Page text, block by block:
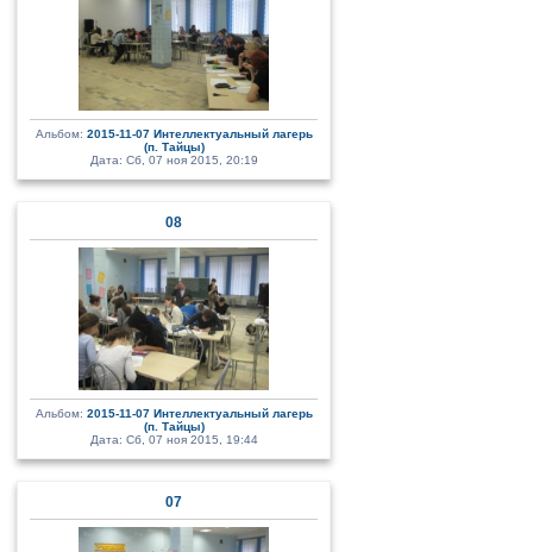
Альбом: 2015-11-07 Интеллектуальный лагерь
(п. Тайцы)
Дата: Сб, 07 ноя 2015, 20:19
08
Альбом: 2015-11-07 Интеллектуальный лагерь
(п. Тайцы)
Дата: Сб, 07 ноя 2015, 19:44
07